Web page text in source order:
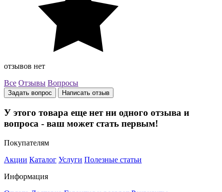
отзывов нет
Все Отзывы Вопросы
Задать вопрос Написать отзыв
У этого товара еще нет ни одного отзыва и
вопроса - ваш может стать первым!
Покупателям
Акции Каталог Услуги Полезные статьи
Информация